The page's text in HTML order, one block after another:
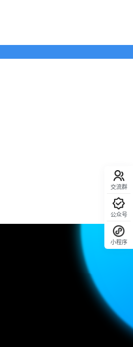
交流群
公众号
小程序
回顶部